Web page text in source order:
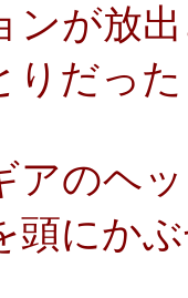
ンが放
りだっ
アのヘ
頭にか